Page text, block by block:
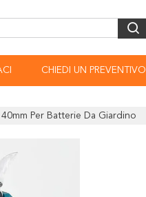
CHIEDI UN PREVENTIVO
Per Batterie Da Giardino